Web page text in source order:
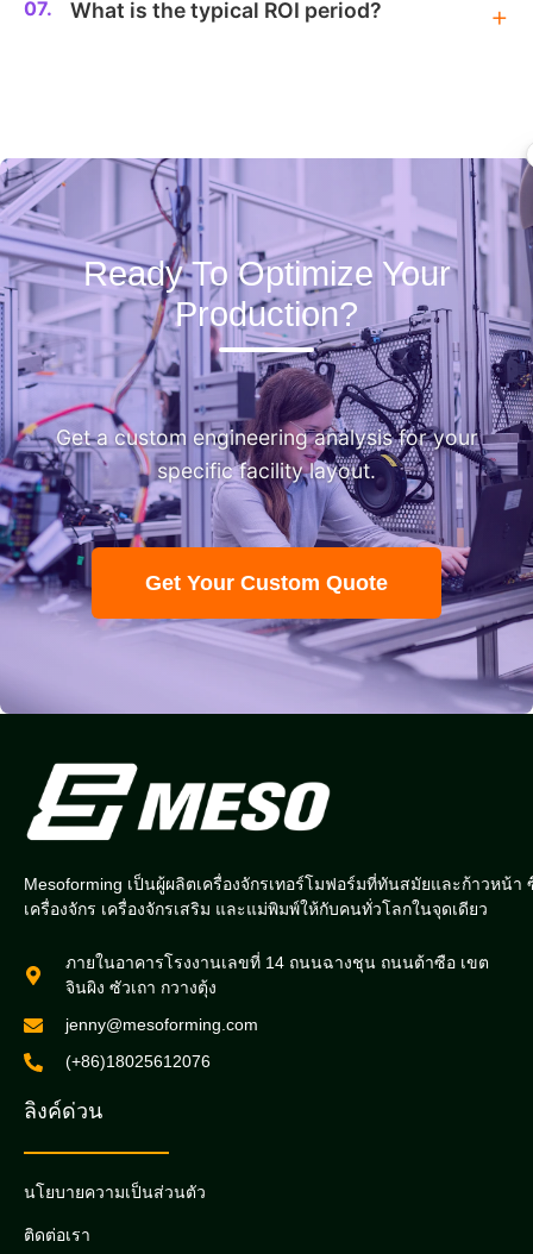
07. What is the typical ROI period?
Ready To Optimize Your
Production?
Get a custom engineering analysis for your
specific facility layout.
Get Your Custom Quote
Mesoforming เป็นผู้ผลิตเครื่องจักรเทอร์โมฟอร์มที่ทันสมัยและก้าวหน้า
เครื่องจักร เครื่องจักรเสริม และแม่พิมพ์ให้กับคนทั่วโลกในจุดเดียว
ภายในอาคารโรงงานเลขที่ 14 ถนนฉางชุน ถนนต้าซือ เขต
จินผิง ซัวเถา กวางตุ้ง
jenny@mesoforming.com
(+86)18025612076
ลิงค์ด่วน
นโยบายความเป็นส่วนตัว
ติดต่อเรา